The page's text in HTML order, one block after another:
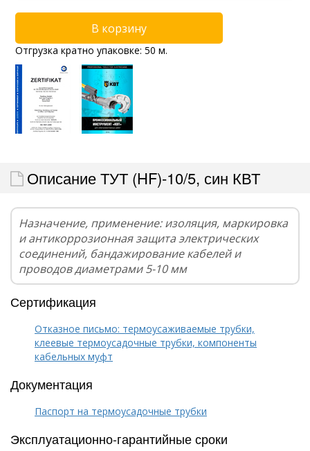
Отгрузка кратно упаковке: 50 м.
Описание ТУТ (HF)-10/5, син КВТ
Назначение, применение: изоляция, маркировка
и антикоррозионная защита электрических
соединений, бандажирование кабелей и
проводов диаметрами 5-10 мм
Сертификация
Отказное письмо: термоусаживаемые трубки,
клеевые термоусадочные трубки, компоненты
кабельных муфт
Документация
Паспорт на термоусадочные трубки
Эксплуатационно-гарантийные сроки